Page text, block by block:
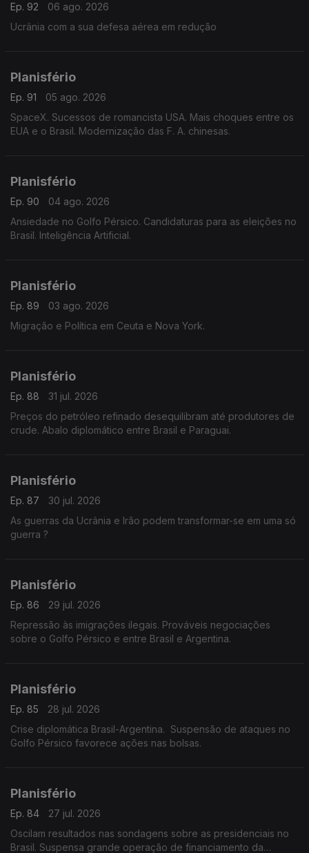
Ep. 92
06 ago. 2026
Ucrânia com a sua defesa aérea em redução
Planisfério
Ep. 91
05 ago. 2026
SpaceX. Sucessos de romancista USA. Mais choques entre os
EUA e o Brasil. Modernização das F. A. chinesas.
Planisfério
Ep. 90
04 ago. 2026
Ansiedade no Golfo Pérsico. Candidaturas para as eleições no
Brasil. Inteligência Artificial.
Planisfério
Ep. 89
03 ago. 2026
Migração e Política em Ceuta e Nova York.
Planisfério
Ep. 88
31 jul. 2026
Preços do petróleo refinado desequilibram até produtores de
crude. Abalo diplomático entre Brasil e Paraguai.
Planisfério
Ep. 87
30 jul. 2026
As guerras da Ucrânia e Irão podem transformar-se em uma só
guerra ?
Planisfério
Ep. 86
29 jul. 2026
Repressão às imigrações ilegais. Prováveis negociações
sobre o Golfo Pérsico e entre Brasil e Argentina.
Planisfério
Ep. 85
28 jul. 2026
Crise diplomática Brasil-Argentina. Suspensão de ataques no
Golfo Pérsico favorece ações nas bolsas.
Planisfério
Ep. 84
27 jul. 2026
Oscilam resultados nas sondagens sobre as presidenciais no
Brasil. Suspensa grande operação de financiamento da